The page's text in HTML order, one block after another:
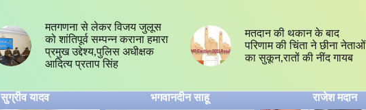
मतगणना से लेकर विजय जुलूस
को शांतिपूर्व सम्पन्न कराना हमारा
प्रमुख उद्देश्य,पुलिस अधीक्षक
आदित्य प्रताप सिंह
मतदान की थकान के बाद
परिणाम की चिंता ने छीना नेताओं
का सुकून,रातों की नींद गायब
सुग्रीव यादव भगवानदीन साहू राजेश मदान